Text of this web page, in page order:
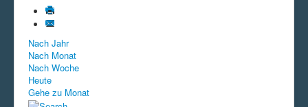
Nach Jahr
Nach Monat
Nach Woche
Heute
Gehe zu Monat